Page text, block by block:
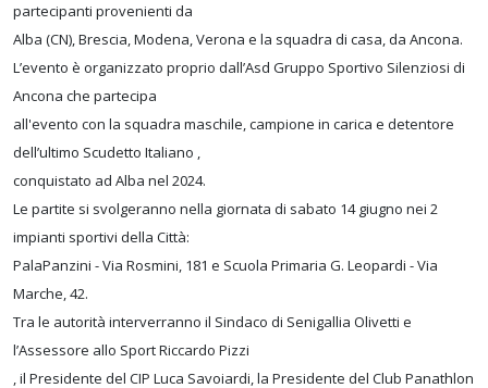
partecipanti provenienti da
Alba (CN), Brescia, Modena, Verona e la squadra di casa, da Ancona.
L’evento è organizzato proprio dall’Asd Gruppo Sportivo Silenziosi di
Ancona che partecipa
all'evento con la squadra maschile, campione in carica e detentore
dell’ultimo Scudetto Italiano ,
conquistato ad Alba nel 2024.
Le partite si svolgeranno nella giornata di sabato 14 giugno nei 2
impianti sportivi della Città:
PalaPanzini - Via Rosmini, 181 e Scuola Primaria G. Leopardi - Via
Marche, 42.
Tra le autorità interverranno il Sindaco di Senigallia Olivetti e
l’Assessore allo Sport Riccardo Pizzi
, il Presidente del CIP Luca Savoiardi, la Presidente del Club Panathlon